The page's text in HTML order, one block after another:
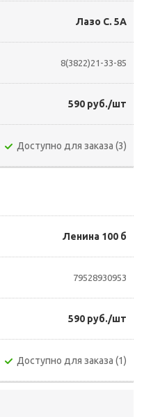
Лазо С. 5А
8(3822)21-33-85
590 руб./шт
Доступно для заказа (3)
Ленина 100 б
79528930953
590 руб./шт
Доступно для заказа (1)